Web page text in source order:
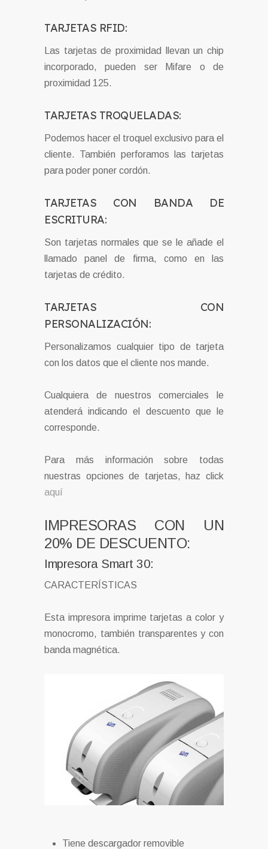
TARJETAS RFID:
Las tarjetas de proximidad llevan un chip
incorporado, pueden ser Mifare o de
proximidad 125.
TARJETAS TROQUELADAS:
Podemos hacer el troquel exclusivo para el
cliente. También perforamos las tarjetas
para poder poner cordón.
TARJETAS CON BANDA DE
ESCRITURA:
Son tarjetas normales que se le añade el
llamado panel de firma, como en las
tarjetas de crédito.
TARJETAS CON
PERSONALIZACIÓN:
Personalizamos cualquier tipo de tarjeta
con los datos que el cliente nos mande.
Cualquiera de nuestros comerciales le
atenderá indicando el descuento que le
corresponde.
Para más información sobre todas
nuestras opciones de tarjetas, haz click
aquí
IMPRESORAS CON UN
20% DE DESCUENTO:
Impresora Smart 30:
CARACTERÍSTICAS
Esta impresora imprime tarjetas a color y
monocromo, también transparentes y con
banda magnética.
Tiene descargador removible